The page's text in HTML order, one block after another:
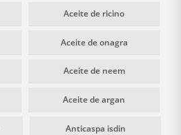
Aceite de ricino
Aceite de onagra
Aceite de neem
Aceite de argan
Anticaspa isdin